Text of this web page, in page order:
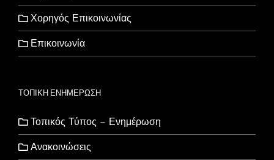
Χορηγός Επικοινωνίας
Επικοινωνία
ΤΟΠΙΚΗ ΕΝΗΜΕΡΩΣΗ
Τοπικός Τύπος – Ενημέρωση
Ανακοινώσεις